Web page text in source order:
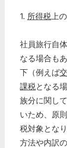
1. 所得税上
社員旅行自
なる場合も
下（例えば
課税となる
族分に関し
いため、原
税対象とな
方法や内訳